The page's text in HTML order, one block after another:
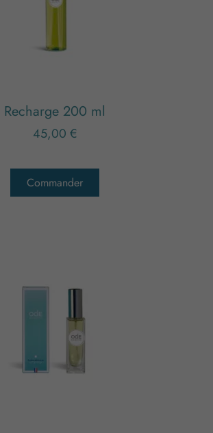
Recharge 200 ml
45,00 €
Commander